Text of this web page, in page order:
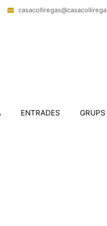
@sagerillocasac
ENTRADES GRUPS